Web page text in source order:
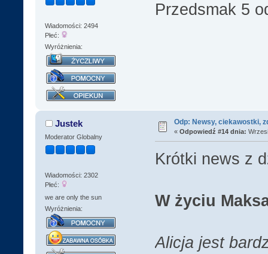
Wiadomości: 2494
Płeć:
Wyróżnienia:
Przedsmak 5
Justek
Moderator Globalny
Wiadomości: 2302
Płeć:
we are only the sun
Wyróżnienia:
Odp: Newsy, ciekawostki,
«Odpowiedź #14 dnia:
Krótki news z
W życiu
Alicja jest